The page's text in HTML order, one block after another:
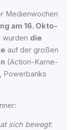
Medienwochen
am 16. Okto­
wur­den die
auf der gro­ßen
(Action-Kame­
Power­banks
sich bewegt: